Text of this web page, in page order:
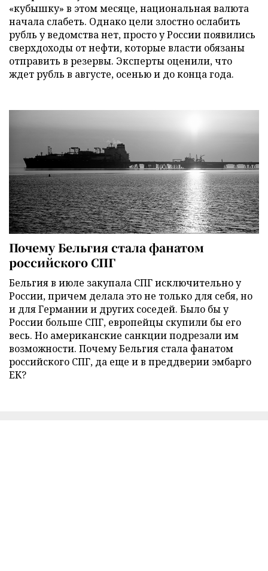
«кубышку» в этом месяце, национальная валюта
начала слабеть. Однако цели злостно ослабить
рубль у ведомства нет, просто у России появились
сверхдоходы от нефти, которые власти обязаны
отправить в резервы. Эксперты оценили, что
ждет рубль в августе, осенью и до конца года.
Почему Бельгия стала фанатом
российского СПГ
Бельгия в июле закупала СПГ исключительно у
России, причем делала это не только для себя, но
и для Германии и других соседей. Было бы у
России больше СПГ, европейцы скупили бы его
весь. Но американские санкции подрезали им
возможности. Почему Бельгия стала фанатом
российского СПГ, да еще и в преддверии эмбарго
ЕК?